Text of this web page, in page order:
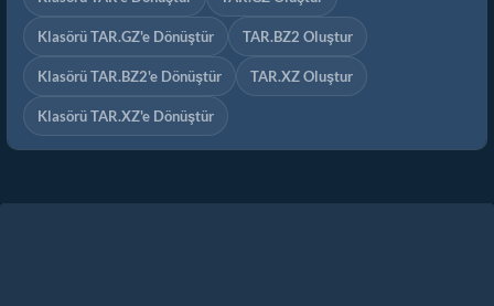
Klasörü TAR.GZ'e Dönüştür TAR.BZ2 Oluştur
Klasörü TAR.BZ2'e Dönüştür TAR.XZ Oluştur
Klasörü TAR.XZ'e Dönüştür